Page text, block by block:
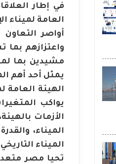
في إطار
العامة لميناء
أواصر
واعتزازهم
مشيدين بما
يمثل أحد أهم
الهيئة العامة
يواكب
الأزمات
الميناء،
الميناء
تحيا مصر